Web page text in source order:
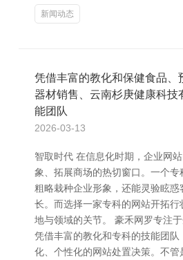
新闻动态
凭借丰富的教化和保健食品、
器材销售、云南杉庚健康科技
能团队
2026-03-13
智取时代 在信息化时期，企业网
象、拓展商场的热切窗口。一个专
粗略栽种企业形象，还能灵验眩惑
长。而选择一家专科的网站开拓
地与领域的关节。 豪禾网罗专注
凭借丰富的教化和专科的技能团队
化、个性化的网站处置决策。不